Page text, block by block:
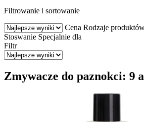
Filtrowanie i sortowanie
Cena Rodzaje
Stoswanie Specjalnie dla
Filtr
Zmywacze do paznokci: 9